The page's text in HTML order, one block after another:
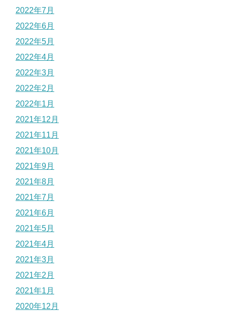
2022年7月
2022年6月
2022年5月
2022年4月
2022年3月
2022年2月
2022年1月
2021年12月
2021年11月
2021年10月
2021年9月
2021年8月
2021年7月
2021年6月
2021年5月
2021年4月
2021年3月
2021年2月
2021年1月
2020年12月